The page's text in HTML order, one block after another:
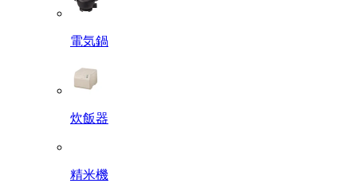
電気鍋
炊飯器
精米機